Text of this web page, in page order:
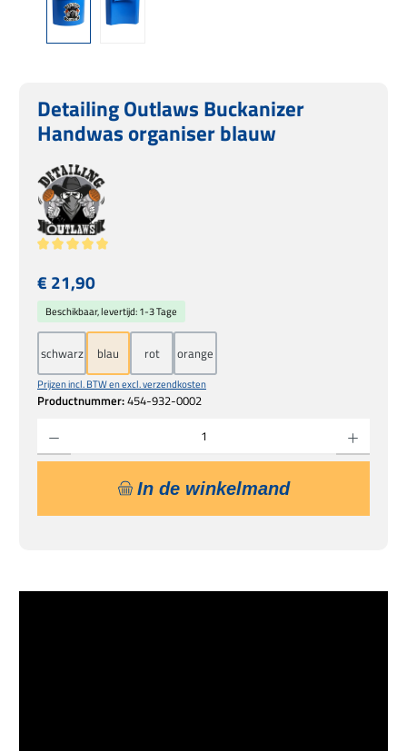
Detailing Outlaws Buckanizer
Handwas organiser blauw
Normale prijs:
€ 21,90
Prijzen incl. BTW en excl. verzendkosten
Productnummer:454-932-0002
Beschikbaar, levertijd: 1-3 Tage
schwarz blau rot orange
In de winkelmand